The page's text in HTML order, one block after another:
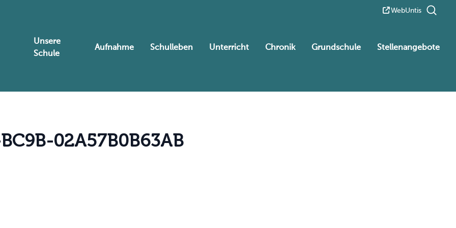
WebUntis
Unsere
Schule
Aufnahme Schulleben Unterricht Chronik Grundschule Stellenangebote
BC9B-02A57B0B63AB